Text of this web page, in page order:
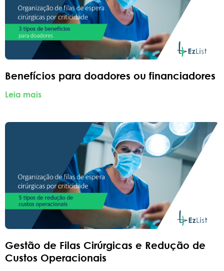
Benefícios para doadores ou financiadores
Leia mais
Gestão de Filas Cirúrgicas e Redução de
Custos Operacionais